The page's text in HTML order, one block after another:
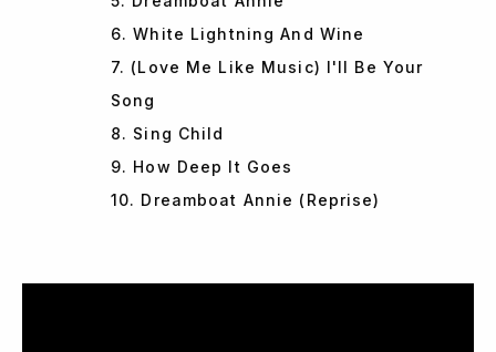
6. White Lightning And Wine
7. (Love Me Like Music) I'll Be Your
Song
8. Sing Child
9. How Deep It Goes
10. Dreamboat Annie (Reprise)